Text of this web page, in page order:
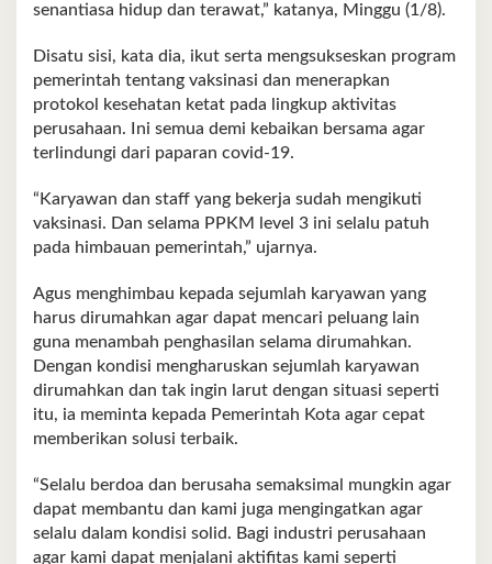
senantiasa hidup dan terawat,” katanya, Minggu (1/8).
Disatu sisi, kata dia, ikut serta mengsukseskan program
pemerintah tentang vaksinasi dan menerapkan
protokol kesehatan ketat pada lingkup aktivitas
perusahaan. Ini semua demi kebaikan bersama agar
terlindungi dari paparan covid-19.
“Karyawan dan staff yang bekerja sudah mengikuti
vaksinasi. Dan selama PPKM level 3 ini selalu patuh
pada himbauan pemerintah,” ujarnya.
Agus menghimbau kepada sejumlah karyawan yang
harus dirumahkan agar dapat mencari peluang lain
guna menambah penghasilan selama dirumahkan.
Dengan kondisi mengharuskan sejumlah karyawan
dirumahkan dan tak ingin larut dengan situasi seperti
itu, ia meminta kepada Pemerintah Kota agar cepat
memberikan solusi terbaik.
“Selalu berdoa dan berusaha semaksimal mungkin agar
dapat membantu dan kami juga mengingatkan agar
selalu dalam kondisi solid. Bagi industri perusahaan
agar kami dapat menjalani aktifitas kami seperti